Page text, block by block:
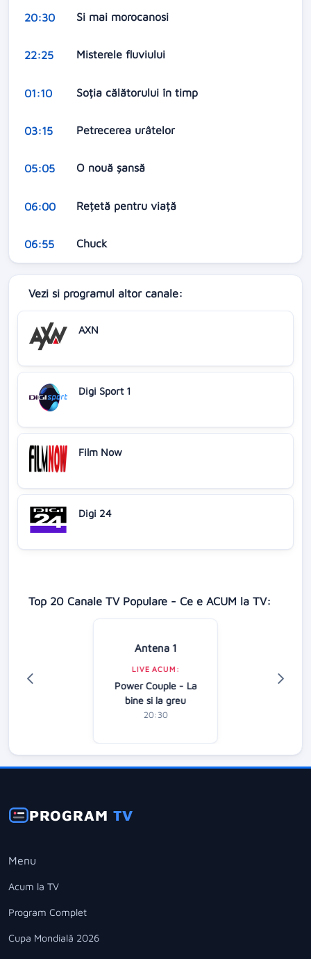
20:30 Si mai morocanosi
22:25 Misterele fluviului
01:10 Soția călătorului în timp
03:15 Petrecerea urâtelor
05:05 O nouă șansă
06:00 Rețetă pentru viață
06:55 Chuck
Vezi si programul altor canale:
AXN
Digi Sport 1
Film Now
Digi 24
Top 20 Canale TV Populare - Ce e ACUM la TV:
Antena 1
LIVE ACUM:
Power Couple - La
bine si la greu
20:30
PROGRAMTV
Menu
Acum la TV
Program Complet
Cupa Mondială 2026